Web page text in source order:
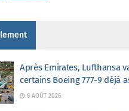
Après Emirates, Lufthansa
certains Boeing 777-9 déjà
6 AOÛT 2026